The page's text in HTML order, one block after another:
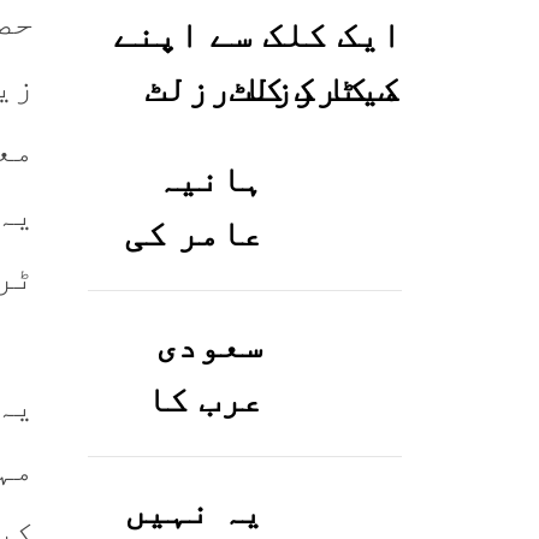
ایک کلک سے اپنے
میٹرک کا رزلٹ
ہانیہ
عامر کی
بہن ایشا
عامر کی
بولڈ
تصاویر
وائرل ہو
سعودی
عرب کا
ورک ویزا
کیسے
یہ نہیں